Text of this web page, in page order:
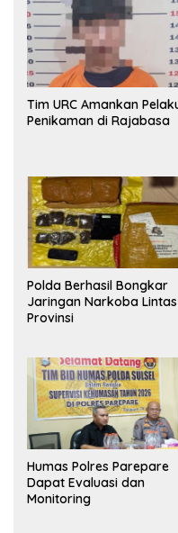
Tim URC Amankan
Penikaman di Rajabasa
Polda Berhasil Bongkar
Jaringan Narkoba Lintas
Provinsi
Humas Polres Parepare
Dapat Evaluasi dan
Monitoring